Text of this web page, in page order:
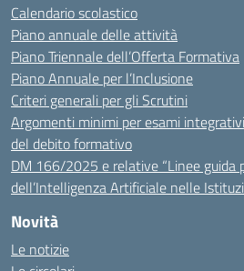
Calendario scolastico
Piano annuale delle attività
Piano Triennale dell’Offerta Formativa
Piano Annuale per l’Inclusione
Criteri generali per gli Scrutini
Argomenti minimi per esami
del debito formativo
DM 166/2025 e relative “Linee guida
dell’Intelligenza Artificiale nelle
Novità
Le notizie